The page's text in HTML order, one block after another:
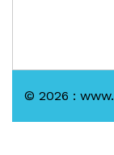
© 2026 :